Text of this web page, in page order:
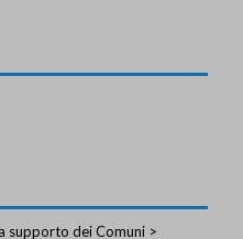
supporto dei Comuni >